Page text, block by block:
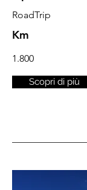
RoadTrip
Km
1.800
Scopri di più